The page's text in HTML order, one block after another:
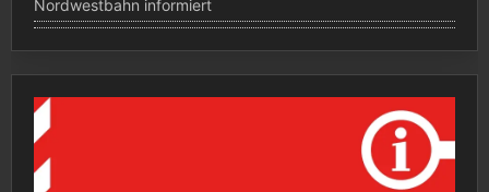
Nordwestbahn informiert